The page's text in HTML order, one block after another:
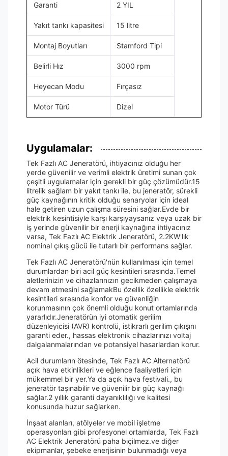
Garanti 2 YIL
Yakıt tankı kapasitesi 15 litre
Montaj Boyutları Stamford Tipi
Belirli Hız 3000 rpm
Heyecan Modu Fırçasız
Motor Türü Dizel
Uygulamalar:
Tek Fazlı AC Jeneratörü, ihtiyacınız olduğu her
yerde güvenilir ve verimli elektrik üretimi sunan çok
çeşitli uygulamalar için gerekli bir güç çözümüdür.15
litrelik sağlam bir yakıt tankı ile, bu jeneratör, sürekli
güç kaynağının kritik olduğu senaryolar için ideal
hale getiren uzun çalışma süresini sağlar.Evde bir
elektrik kesintisiyle karşı karşıyaysanız veya uzak bir
iş yerinde güvenilir bir enerji kaynağına ihtiyacınız
varsa, Tek Fazlı AC Elektrik Jeneratörü, 2.2KW'lık
nominal çıkış gücü ile tutarlı bir performans sağlar.
Tek Fazlı AC Jeneratörü'nün kullanılması için temel
durumlardan biri acil güç kesintileri sırasında.Temel
aletlerinizin ve cihazlarınızın gecikmeden çalışmaya
devam etmesini sağlamakBu özellik özellikle elektrik
kesintileri sırasında konfor ve güvenliğin
korunmasının çok önemli olduğu konut ortamlarında
yararlıdır.Jeneratörün iyi otomatik gerilim
düzenleyicisi (AVR) kontrolü, istikrarlı gerilim çıkışını
garanti eder., hassas elektronik cihazlarınızı voltaj
dalgalanmalarından ve potansiyel hasarlardan korur.
Acil durumların ötesinde, Tek Fazlı AC Alternatörü
açık hava etkinlikleri ve eğlence faaliyetleri için
mükemmel bir yer.Ya da açık hava festivali., bu
jeneratör taşınabilir ve güvenilir bir güç kaynağı
sağlar.2 yıllık garanti dayanıklılığı ve kalitesi
konusunda huzur sağlarken.
İnşaat alanları, atölyeler ve mobil işletme
operasyonları gibi profesyonel ortamlarda, Tek Fazlı
AC Elektrik Jeneratörü paha biçilmez.ve diğer
ekipmanlar, şebeke enerjisinin bulunmadığı veya